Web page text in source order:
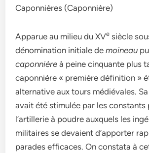
Caponnières (Caponnière)
Apparue au milieu du XVe siècle
dénomination initiale demoineau
caponnière à peine cinquante plus
caponnière « première définition »
alternative aux tours médiévales.
avait été stimulée par les constants
l’artillerie à poudre auxquels les
militaires se devaient d’apporter
parades efficaces. On constata à